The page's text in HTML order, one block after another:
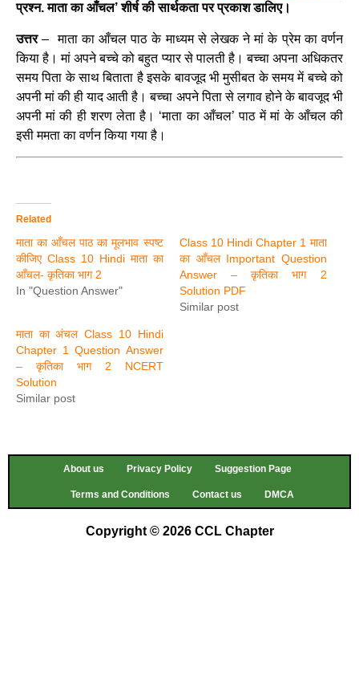
प्रश्न. माता का आँचल’ शीर्ष की सार्थकता पर प्रकाश डालिए।
उत्तर– माता का आँचल पाठ के माध्यम से लेखक ने मां के प्रेम का वर्णन
किया है। मां अपने बच्चे को बहुत प्यार से पालती है। बच्चा अपना अधिकतर
समय पिता के साथ बिताता है इसके बावजूद भी मुसीबत के समय में बच्चे को
अपनी मां की ही याद आती है। बच्चा अपने पिता से लगाव होने के बावजूद भी
अपनी मां की ही शरण लेता है। ‘माता का आँचल’ पाठ में मां के आँचल की
इसी ममता का वर्णन किया गया है।
Related
माता का आँचल पाठ का मूलभाव स्पष्ट
कीजिए Class 10 Hindi माता का
आँचल- कृतिका भाग 2
In "Question Answer"
Class 10 Hindi Chapter 1 माता
का आँचल Important Question
Answer – कृतिका भाग 2
Solution PDF
Similar post
माता का अंचल Class 10 Hindi
Chapter 1 Question Answer
– कृतिका भाग 2 NCERT
Solution
Similar post
About us Privacy Policy Suggestion Page
Terms and Conditions Contact us DMCA
Copyright © 2026 CCL Chapter